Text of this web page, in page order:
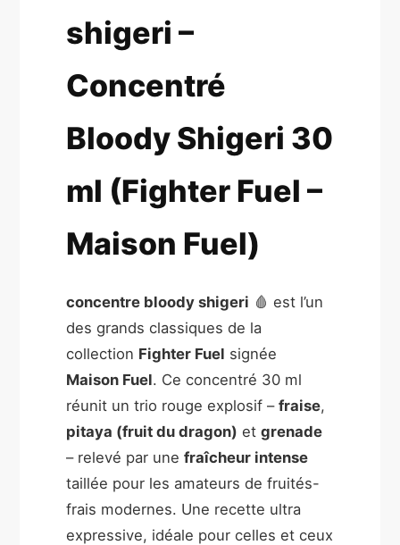
shigeri –
Concentré
Bloody Shigeri 30
ml (Fighter Fuel –
Maison Fuel)
concentre bloody shigeri 🩸 est l’un
des grands classiques de la
collection Fighter Fuel signée
Maison Fuel. Ce concentré 30 ml
réunit un trio rouge explosif –fraise,
pitaya (fruit du dragon) etgrenade
– relevé par unefraîcheur intense
taillée pour les amateurs de fruités-
frais modernes. Une recette ultra
expressive, idéale pour celles et ceux